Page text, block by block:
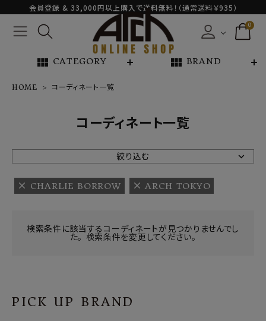
会員登録 & 33,000円以上購入で送料無料！（通常送料￥935）
0
view_module CATEGORY view_module BRAND
NEW ARRIVAL
ARCH EXCLUSIVE
BRAND
INFORMATION
HOME コーディネート一覧
コーディネート一覧
絞り込む
CHARLIE BORROW ARCH TOKYO
検索条件に該当するコーディネートが見つかりませんでし
た。 検索条件を変更してください。
PICK UP BRAND